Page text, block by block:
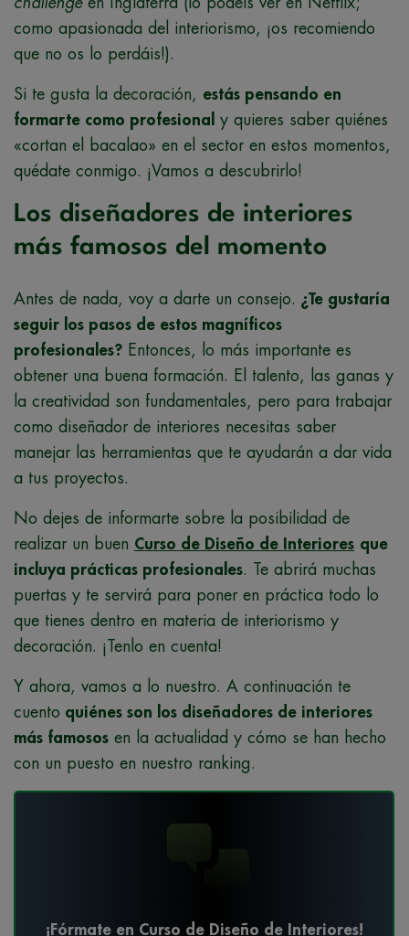
como apasionada del interiorismo, ¡os recomiendo
que no os lo perdáis!).
Si te gusta la decoración, estás pensando en
formarte como profesional
y quieres saber quiénes
«cortan el bacalao» en el sector en estos momentos,
quédate conmigo. ¡Vamos a descubrirlo!
Los diseñadores de interiores
más famosos del momento
Antes de nada, voy a darte un consejo. ¿Te gustaría
seguir los pasos de estos magníficos
profesionales? Entonces, lo más importante es
obtener una buena formación. El talento, las ganas y
la creatividad son fundamentales, pero para trabajar
como diseñador de interiores necesitas saber
manejar las herramientas que te ayudarán a dar vida
a tus proyectos.
No dejes de informarte sobre la posibilidad de
realizar un buen Curso de Diseño de Interiores que
incluya prácticas profesionales. Te abrirá muchas
puertas y te servirá para poner en práctica todo lo
que tienes dentro en materia de interiorismo y
decoración. ¡Tenlo en cuenta!
Y ahora, vamos a lo nuestro. A continuación te
cuento quiénes son los diseñadores de interiores
más famosos en la actualidad y cómo se han hecho
con un puesto en nuestro ranking.
¡Fórmate en Curso de Diseño de Interiores!